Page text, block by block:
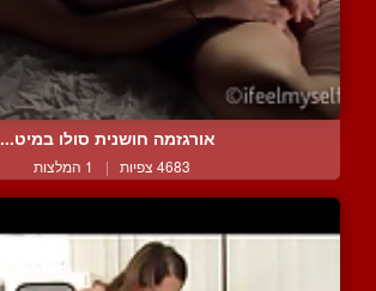
אורגזמה חושנית סולו במיט...
4683 צפיות | 1 המלצות